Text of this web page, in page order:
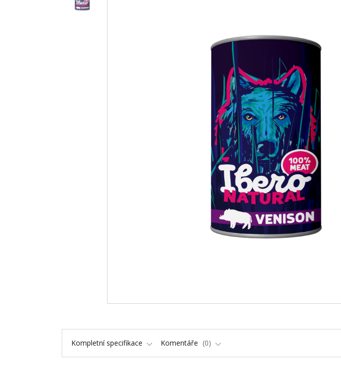
Kompletní specifikace Komentáře 0